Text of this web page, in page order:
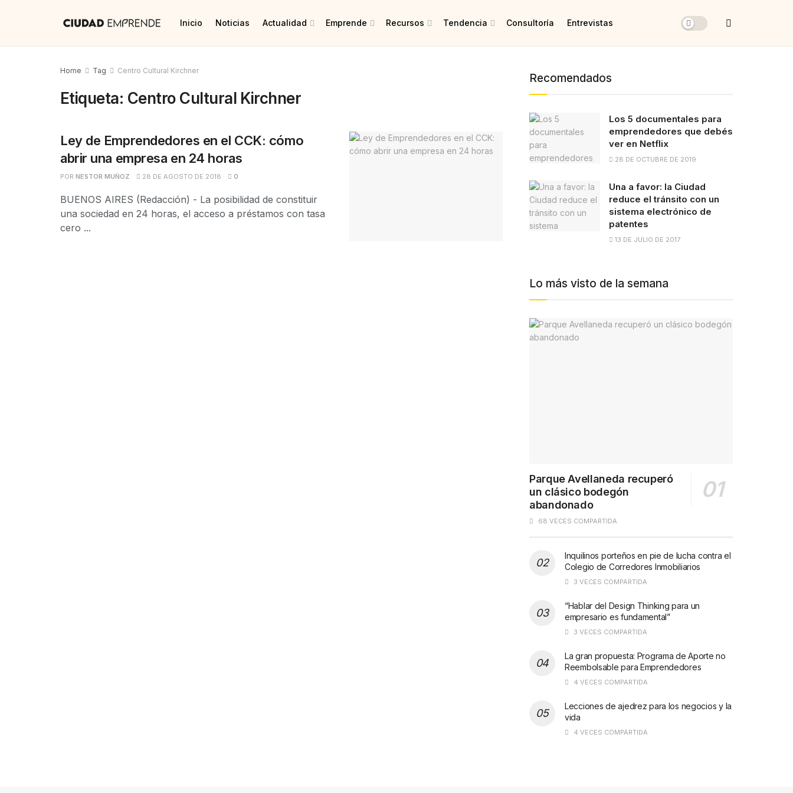
Inicio Noticias Actualidad Emprende Recursos Tendencia Consultoría Entrevistas
Home Tag Centro Cultural Kirchner
Etiqueta: Centro Cultural Kirchner
Ley de Emprendedores en el CCK: cómo
abrir una empresa en 24 horas
POR NESTOR MUÑOZ 28 DE AGOSTO DE 2018 0
BUENOS AIRES (Redacción) - La posibilidad de constituir
una sociedad en 24 horas, el acceso a préstamos con tasa
cero ...
Recomendados
Los 5 documentales para
emprendedores que debés
ver en Netflix
28 DE OCTUBRE DE 2019
Una a favor: la Ciudad
reduce el tránsito con un
sistema electrónico de
patentes
13 DE JULIO DE 2017
Lo más visto de la semana
Parque Avellaneda recuperó
un clásico bodegón
abandonado
68 VECES COMPARTIDA
Inquilinos porteños en pie de lucha contra el
Colegio de Corredores Inmobiliarios
3 VECES COMPARTIDA
“Hablar del Design Thinking para un
empresario es fundamental”
3 VECES COMPARTIDA
La gran propuesta: Programa de Aporte no
Reembolsable para Emprendedores
4 VECES COMPARTIDA
Lecciones de ajedrez para los negocios y la
vida
4 VECES COMPARTIDA